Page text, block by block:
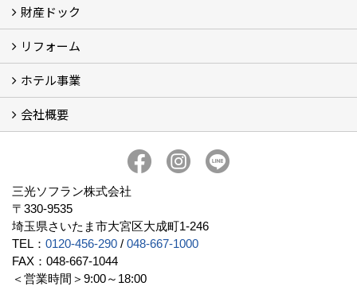
お金持ち大家さん
資産運用コラム (15)
お金持ち大家さんセミナー
財産ドック
財産ドック
リフォーム
リフォーム
ホテル事業
三光ソフランの収益用ホテルのご紹介
ホテル一覧
宿泊施設の主な経営形態
京都での相続税対策例
京都での収益用ホテル(ブティックホテル)の投資活用
訪日外国人旅行者数に関するデータ
よくある質問
会社概要
三光ソフランについて (19)
リクルート情報（新卒採用）
リクルート情報（中途採用）
プライバシーポリシー
三光ソフラン株式会社
〒330-9535
埼玉県さいたま市大宮区大成町1-246
TEL： 0120-456-290 / 048-667-1000
FAX：048-667-1044
＜営業時間＞9:00～18:00